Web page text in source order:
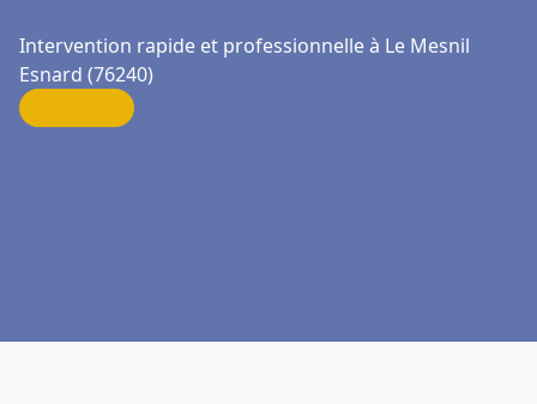
Intervention rapide et professionnelle à Le Mesnil
Esnard (76240)